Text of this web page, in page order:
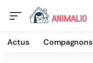
Actus Compagnons